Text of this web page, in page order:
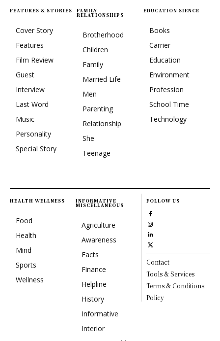
FEATURES & STORIES
Cover Story
Features
Film Review
Guest
Interview
Last Word
Music
Personality
Special Story
FAMILY
RELATIONSHIPS
Brotherhood
Children
Family
Married Life
Men
Parenting
Relationship
She
Teenage
EDUCATION SIENCE
Books
Carrier
Education
Environment
Profession
School Time
Technology
HEALTH WELLNESS
Food
Health
Mind
Sports
Wellness
INFORMATIVE
MISCELLANEOUS
Agriculture
Awareness
Facts
Finance
Helpline
History
Informative
Interior
FOLLOW US
Contact
Tools & Services
Terms & Conditions
Policy